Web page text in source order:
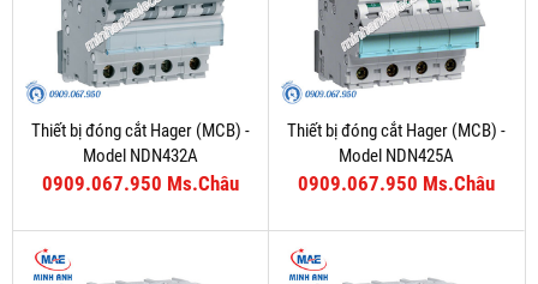
Thiết bị đóng cắt Hager (MCB) -
Model NDN432A
0909.067.950 Ms.Châu
Thiết bị đóng cắt Hager (MCB) -
Model NDN425A
0909.067.950 Ms.Châu